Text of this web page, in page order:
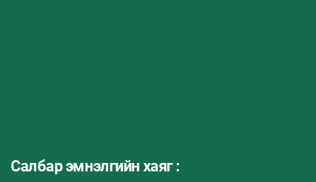
Салбар эмнэлгийн хаяг :